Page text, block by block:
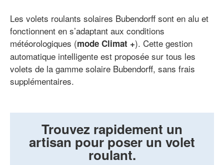
Les volets roulants solaires Bubendorff sont en alu et
fonctionnent en s’adaptant aux conditions
météorologiques (mode Climat +). Cette gestion
automatique intelligente est proposée sur tous les
volets de la gamme solaire Bubendorff, sans frais
supplémentaires.
Trouvez rapidement un
artisan pour poser un volet
roulant.